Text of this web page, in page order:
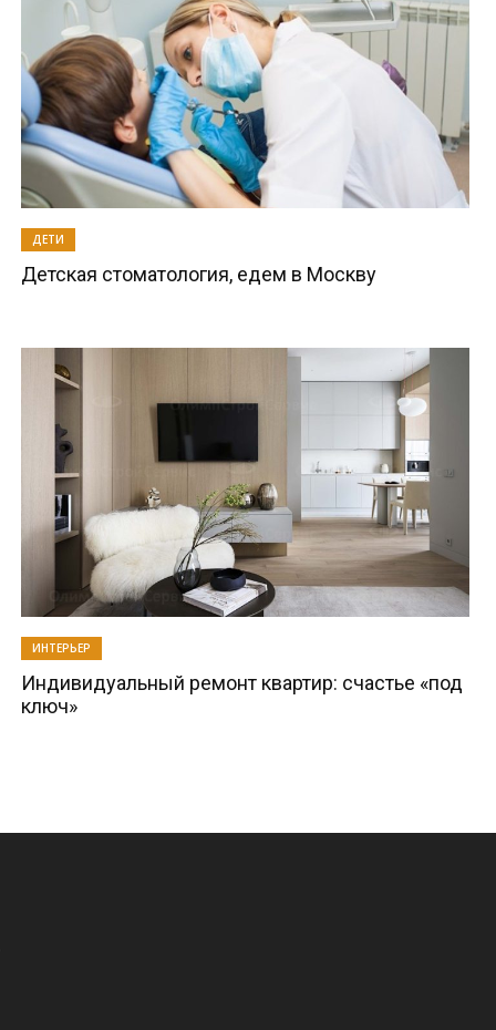
ДЕТИ
Детская стоматология, едем в Москву
ИНТЕРЬЕР
Индивидуальный ремонт квартир: счастье «под
ключ»